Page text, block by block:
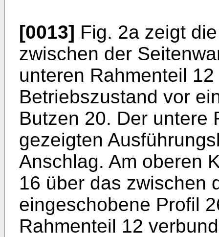
[0013] Fig. 2a zeigt
zwischen der
unteren Rahmenteil
Betriebszustand vor
Butzen 20. Der untere
gezeigten
Anschlag. Am oberen
16 über das zwischen
eingeschobene Profil
Rahmenteil 12